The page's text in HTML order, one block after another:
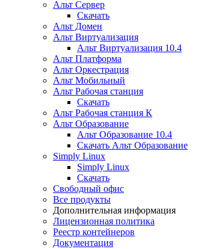
Альт Сервер
Скачать
Альт Домен
Альт Виртуализация
Альт Виртуализация 10.4
Альт Платформа
Альт Оркестрация
Альт Мобильный
Альт Рабочая станция
Скачать
Альт Рабочая станция К
Альт Образование
Альт Образование 10.4
Скачать Альт Образование
Simply Linux
Simply Linux
Скачать
Свободный офис
Все продукты
Дополнительная информация
Лицензионная политика
Реестр контейнеров
Документация